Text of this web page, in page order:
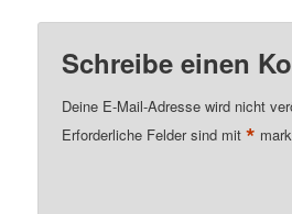
Schreibe einen
Deine E-Mail-Adresse wird nicht
Erforderliche Felder sind mit*